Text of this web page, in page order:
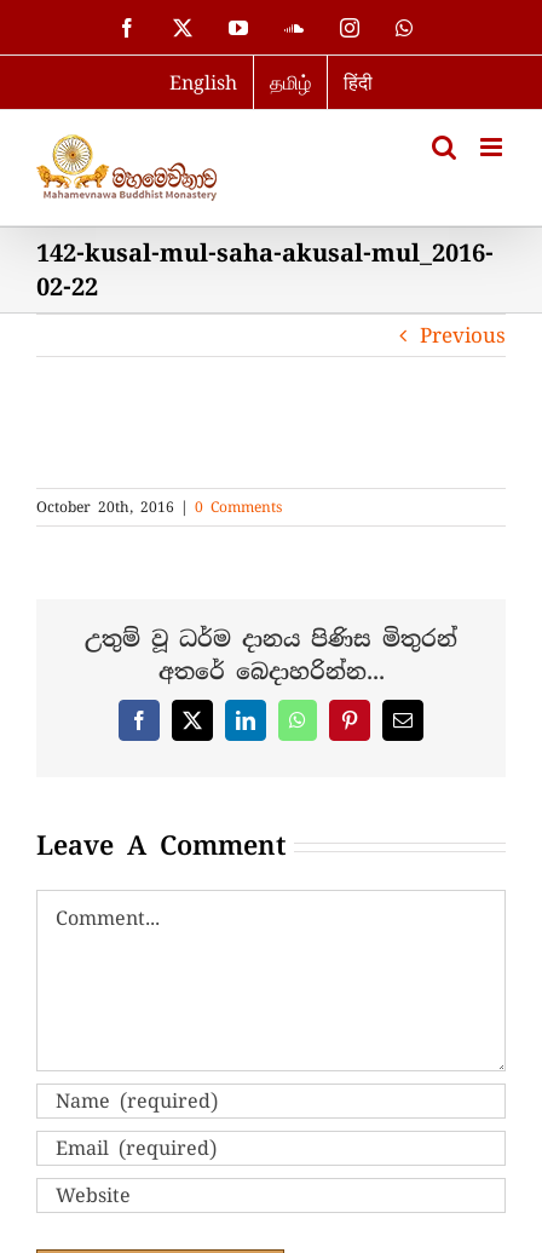
to
Facebook YouTubeSoundCloud
InstagramWhatsApp
English தமிழ் हिंदी
142-kusal-mul-saha-akusal-mul_2016-
02-22
Previous
October 20th, 2016 | 0 Comments
උතුම් වූ ධර්ම දානය පිණිස මිතුරන්
අතරේ බෙදාහරින්න...
Facebook
X LinkedInWhatsAppPinterestEmail
Leave A Comment
Comment